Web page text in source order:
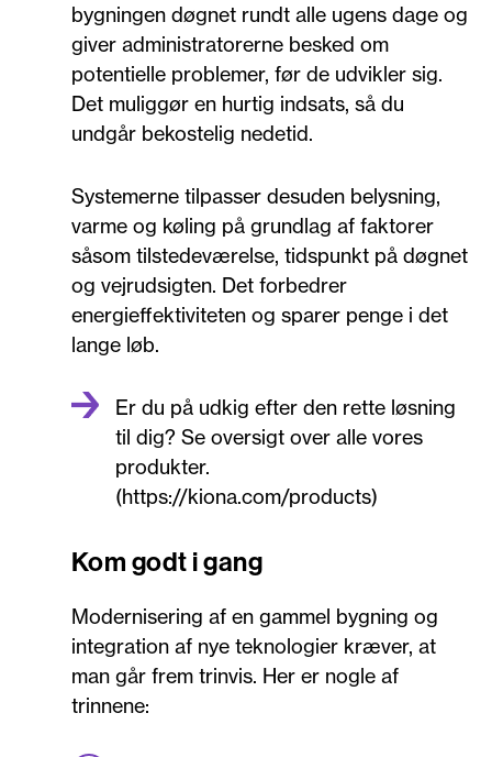
bygningen døgnet rundt alle ugens dage og
giver administratorerne besked om
potentielle problemer, før de udvikler sig.
Det muliggør en hurtig indsats, så du
undgår bekostelig nedetid.
Systemerne tilpasser desuden belysning,
varme og køling på grundlag af faktorer
såsom tilstedeværelse, tidspunkt på døgnet
og vejrudsigten. Det forbedrer
energieffektiviteten og sparer penge i det
lange løb.
Er du på udkig efter den rette løsning
til dig? Se oversigt over alle vores
produkter.
(https://kiona.com/products)
Kom godt i gang
Modernisering af en gammel bygning og
integration af nye teknologier kræver, at
man går frem trinvis. Her er nogle af
trinnene: